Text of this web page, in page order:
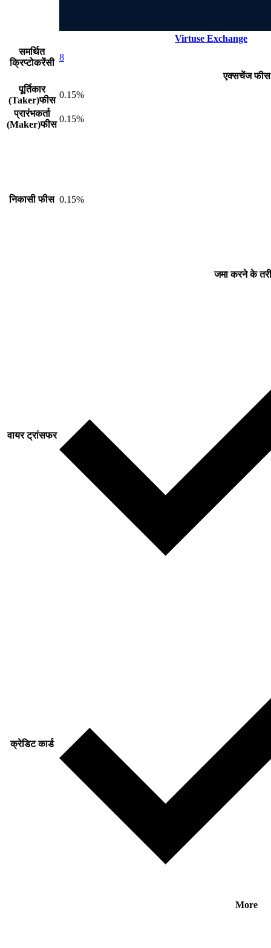
Virtuse Exchange
समर्थित
क्रिप्टोकरेंसी
8
एक्सचेंज फीस
पूर्तिकार
(Taker)फीस
0.15%
प्रारंभकर्ता
(Maker)फीस
0.15%
निकासी फीस 0.15%
जमा करने के
वायर ट्रांसफर
क्रेडिट कार्ड
More